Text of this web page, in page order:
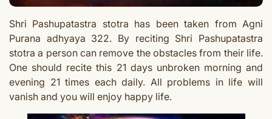
Shri Pashupatastra stotra has been taken from Agni
Purana adhyaya 322. By reciting Shri Pashupatastra
stotra a person can remove the obstacles from their life.
One should recite this 21 days unbroken morning and
evening 21 times each daily. All problems in life will
vanish and you will enjoy happy life.